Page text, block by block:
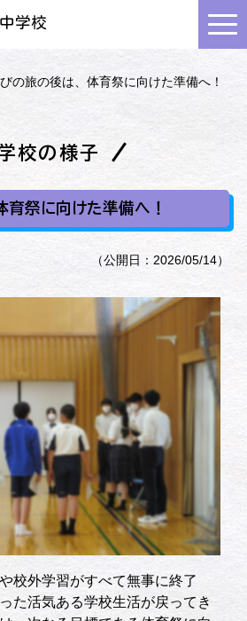
学校
の旅の後は、体育祭に向けた準備へ！
校の様子
育祭に向けた準備へ！
（公開日：2026/05/14）
校外学習がすべて無事に終了
た活気ある学校生活が戻ってき